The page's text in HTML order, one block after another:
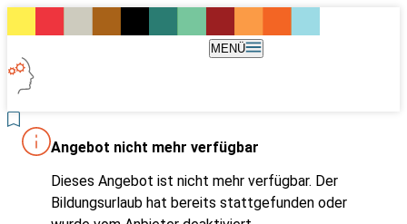
MENÜ
Angebot nicht mehr verfügbar
Dieses Angebot ist nicht mehr verfügbar. Der
Bildungsurlaub hat bereits stattgefunden oder